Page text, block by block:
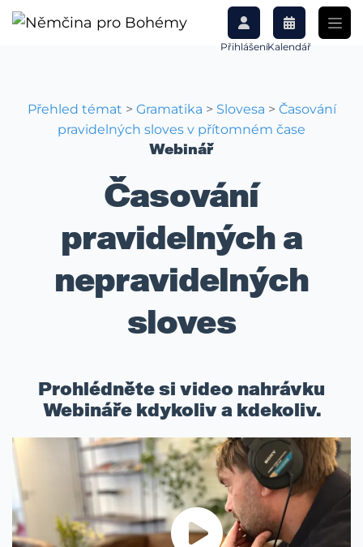
PřihlášeníKalendář
Přehled témat > Gramatika > Slovesa > Časování
pravidelných sloves v přítomném čase
Webinář
Časování
pravidelných a
nepravidelných
sloves
Prohlédněte si video nahrávku
Webináře kdykoliv a kdekoliv.